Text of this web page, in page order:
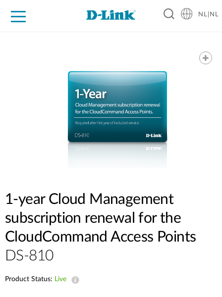
NL|NL
1-year Cloud Management
subscription renewal for the
CloudCommand Access Points
DS-810
Product Status: Live